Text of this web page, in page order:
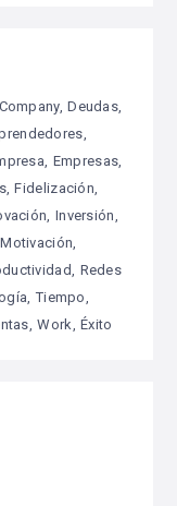
Company Deudas
Empresas
Fidelización
Inversión
Motivación
Redes
Tiempo
Work Éxito